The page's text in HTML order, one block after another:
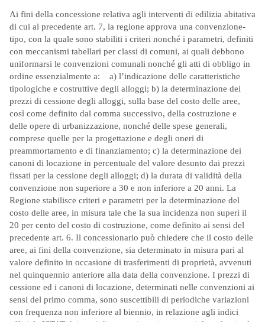
Ai fini della concessione relativa agli interventi di edilizia abitativa
di cui al precedente art. 7, la regione approva una convenzione-
tipo, con la quale sono stabiliti i criteri nonché i parametri, definiti
con meccanismi tabellari per classi di comuni, ai quali debbono
uniformarsi le convenzioni comunali nonché gli atti di obbligo in
ordine essenzialmente a: a) l’indicazione delle caratteristiche
tipologiche e costruttive degli alloggi; b) la determinazione dei
prezzi di cessione degli alloggi, sulla base del costo delle aree,
così come definito dal comma successivo, della costruzione e
delle opere di urbanizzazione, nonché delle spese generali,
comprese quelle per la progettazione e degli oneri di
preammortamento e di finanziamento; c) la determinazione dei
canoni di locazione in percentuale del valore desunto dai prezzi
fissati per la cessione degli alloggi; d) la durata di validità della
convenzione non superiore a 30 e non inferiore a 20 anni. La
Regione stabilisce criteri e parametri per la determinazione del
costo delle aree, in misura tale che la sua incidenza non superi il
20 per cento del costo di costruzione, come definito ai sensi del
precedente art. 6. Il concessionario può chiedere che il costo delle
aree, ai fini della convenzione, sia determinato in misura pari al
valore definito in occasione di trasferimenti di proprietà, avvenuti
nel quinquennio anteriore alla data della convenzione. I prezzi di
cessione ed i canoni di locazione, determinati nelle convenzioni ai
sensi del primo comma, sono suscettibili di periodiche variazioni
con frequenza non inferiore al biennio, in relazione agli indici